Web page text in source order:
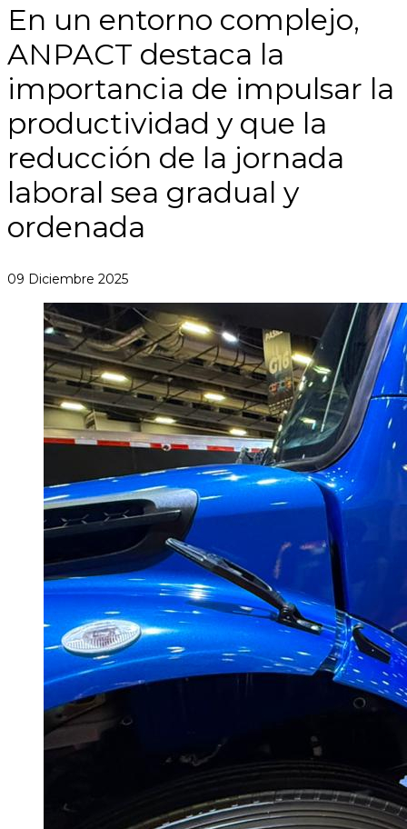
En un entorno complejo,
ANPACT destaca la
importancia de impulsar la
productividad y que la
reducción de la jornada
laboral sea gradual y
ordenada
09 Diciembre 2025